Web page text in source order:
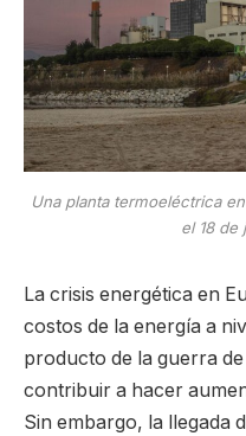
Una planta termoeléctrica
el 18 de
La crisis energética en
costos de la energía a
producto de la guerra
contribuir a hacer
Sin embargo, la llegada